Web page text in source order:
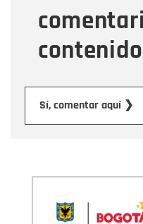
Sí, comentar aquí ❯